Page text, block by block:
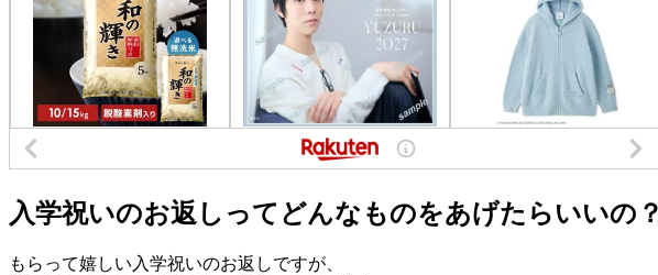
入学祝いのお返しってどんなものをあげたらいいの
もらって嬉しい入学祝いのお返しですが、